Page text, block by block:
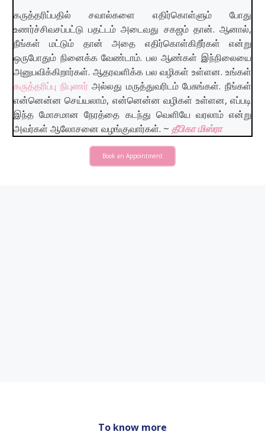
கருத்தரிப்பதில் சவால்களை எதிர்கொள்ளும் போது
உணர்ச்சிவசப்பட்டு பதட்டம் அடைவது சகஜம் தான். ஆனால்,
நீங்கள் மட்டும் தான் அதை எதிர்கொள்கிறீர்கள் என்று
ஒருபோதும் நினைக்க வேண்டாம். பல ஆண்கள் இந்நிலையை
அனுபவிக்கிறார்கள். ஆதரவளிக்க பல வழிகள் உள்ளன. உங்கள்
கருத்தரிப்பு நிபுணர்அல்லது மருத்துவரிடம் பேசுங்கள். நீங்கள்
என்னென்ன செய்யலாம், என்னென்ன வழிகள் உள்ளன, எப்படி
இந்த மோசமான நேரத்தை கடந்து வெளியே வரலாம் என்று
அவர்கள் ஆலோசனை வழங்குவார்கள். ~ தீபிகா மிஸ்ரா
Book an Appointment
To know more